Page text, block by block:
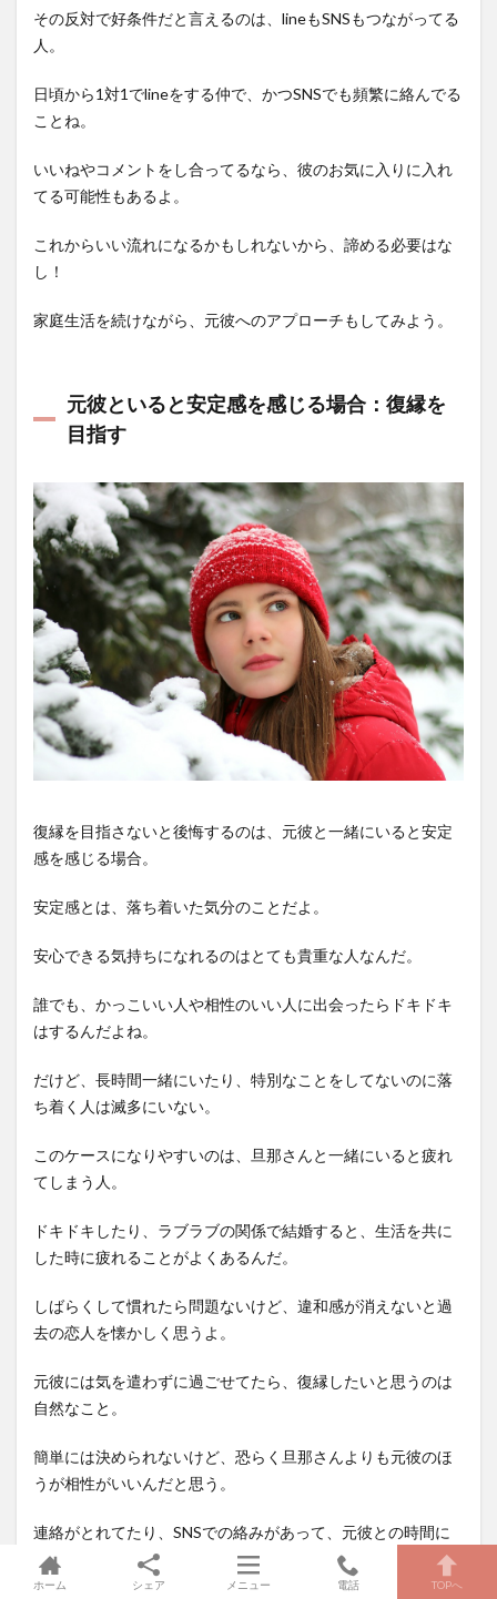
その反対で好条件だと言えるのは、lineもSNSもつながってる
人。
日頃から1対1でlineをする仲で、かつSNSでも頻繁に絡んでる
ことね。
いいねやコメントをし合ってるなら、彼のお気に入りに入れ
てる可能性もあるよ。
これからいい流れになるかもしれないから、諦める必要はな
し！
家庭生活を続けながら、元彼へのアプローチもしてみよう。
元彼といると安定感を感じる場合：復縁を
目指す
復縁を目指さないと後悔するのは、元彼と一緒にいると安定
感を感じる場合。
安定感とは、落ち着いた気分のことだよ。
安心できる気持ちになれるのはとても貴重な人なんだ。
誰でも、かっこいい人や相性のいい人に出会ったらドキドキ
はするんだよね。
だけど、長時間一緒にいたり、特別なことをしてないのに落
ち着く人は滅多にいない。
このケースになりやすいのは、旦那さんと一緒にいると疲れ
てしまう人。
ドキドキしたり、ラブラブの関係で結婚すると、生活を共に
した時に疲れることがよくあるんだ。
しばらくして慣れたら問題ないけど、違和感が消えないと過
去の恋人を懐かしく思うよ。
元彼には気を遣わずに過ごせてたら、復縁したいと思うのは
自然なこと。
簡単には決められないけど、恐らく旦那さんよりも元彼のほ
うが相性がいいんだと思う。
連絡がとれてたり、SNSでの絡みがあって、元彼との時間に
落ち着きを感じてるなら、復縁する方向で動いてみよう。
ホーム シェア メニュー 電話 TOPへ